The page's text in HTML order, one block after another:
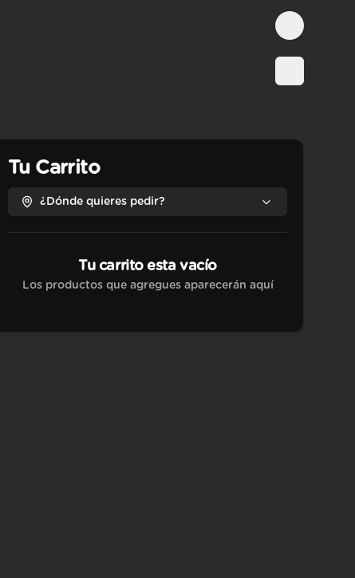
Login
Tu Carrito
¿Dónde quieres pedir?
Tu carrito esta vacío
Los productos que agregues aparecerán aquí